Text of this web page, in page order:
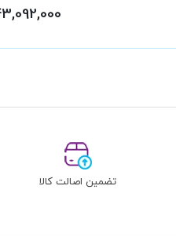
تضمین اصالت کالا